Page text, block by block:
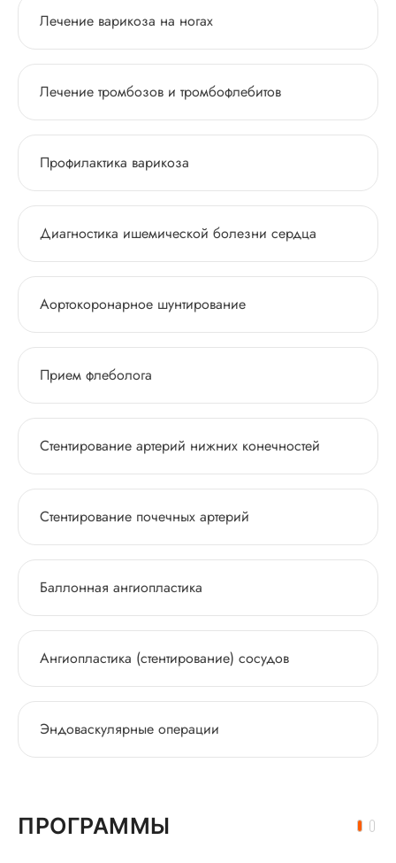
Лечение варикоза на ногах
Лечение тромбозов и тромбофлебитов
Профилактика варикоза
Диагностика ишемической болезни сердца
Аортокоронарное шунтирование
Прием флеболога
Стентирование артерий нижних конечностей
Стентирование почечных артерий
Баллонная ангиопластика
Ангиопластика (стентирование) сосудов
Эндоваскулярные операции
ПРОГРАММЫ